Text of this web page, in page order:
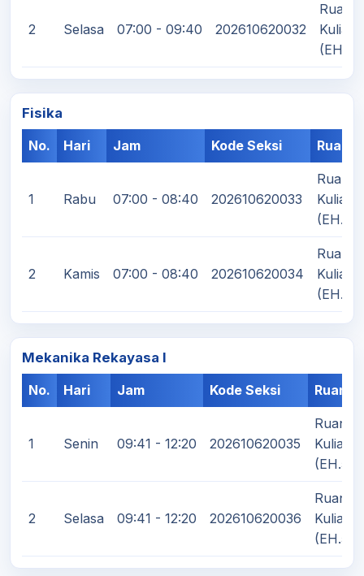
2 Selasa 07:00 - 09:40 202610620032
Ruang
Kuliah
(EH.5)
Fisika
No.
Hari Jam Kode Seksi
1 Rabu 07:00 - 08:40 202610620033
Ruang
Kuliah
(EH.5)
2 Kamis 07:00 - 08:40 202610620034
Ruang
Kuliah
(EH.6)
Mekanika Rekayasa I
No.
Hari Jam Kode Seksi
1 Senin 09:41 - 12:20 202610620035
Ruang
Kuliah
(EH.5)
2 Selasa 09:41 - 12:20 202610620036
Ruang
Kuliah
(EH.5)